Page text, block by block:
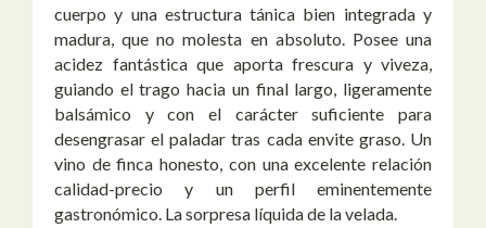
cuerpo y una estructura tánica bien integrada y
madura, que no molesta en absoluto. Posee una
acidez fantástica que aporta frescura y viveza,
guiando el trago hacia un final largo, ligeramente
balsámico y con el carácter suficiente para
desengrasar el paladar tras cada envite graso. Un
vino de finca honesto, con una excelente relación
calidad-precio y un perfil eminentemente
gastronómico. La sorpresa líquida de la velada.